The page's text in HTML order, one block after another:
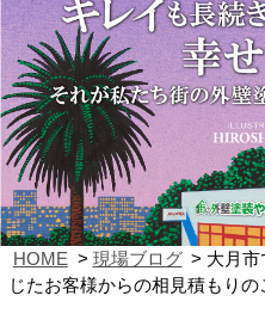
HOME 現場ブログ
大月
じたお客様からの相見積もりの